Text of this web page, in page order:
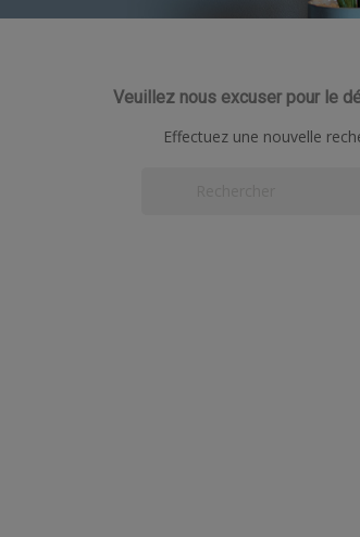
Veuillez nous excuser pour le
Effectuez une nouvelle